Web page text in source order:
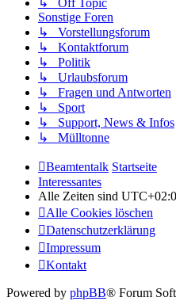
↳ Off Topic
Sonstige Foren
↳ Vorstellungsforum
↳ Kontaktforum
↳ Politik
↳ Urlaubsforum
↳ Fragen und Antworten
↳ Sport
↳ Support, News & Infos
↳ Mülltonne
Beamtentalk Startseite
Interessantes
Alle Zeiten sind
Alle Cookies löschen
Datenschutzerklärung
Impressum
Kontakt
Powered by phpBB® Forum